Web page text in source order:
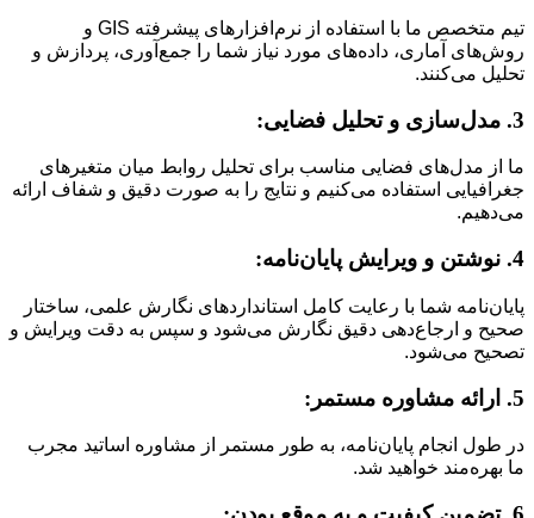
تیم متخصص ما با استفاده از نرم‌افزارهای پیشرفته GIS و
روش‌های آماری، داده‌های مورد نیاز شما را جمع‌آوری، پردازش و
تحلیل می‌کنند.
3. مدل‌سازی و تحلیل فضایی:
ما از مدل‌های فضایی مناسب برای تحلیل روابط میان متغیرهای
جغرافیایی استفاده می‌کنیم و نتایج را به صورت دقیق و شفاف ارائه
می‌دهیم.
4. نوشتن و ویرایش پایان‌نامه:
پایان‌نامه شما با رعایت کامل استانداردهای نگارش علمی، ساختار
صحیح و ارجاع‌دهی دقیق نگارش می‌شود و سپس به دقت ویرایش و
تصحیح می‌شود.
5. ارائه مشاوره مستمر:
در طول انجام پایان‌نامه، به طور مستمر از مشاوره اساتید مجرب
ما بهره‌مند خواهید شد.